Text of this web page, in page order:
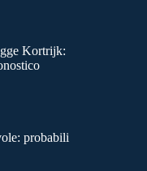
Kortrijk:
probabili